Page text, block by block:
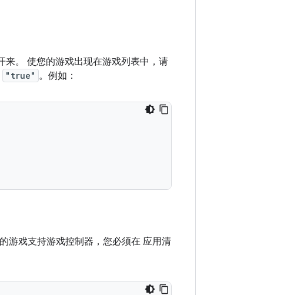
来。 使您的游戏出现在游戏列表中，请
"true" 。例如：
游戏支持游戏控制器，您必须在 应用清